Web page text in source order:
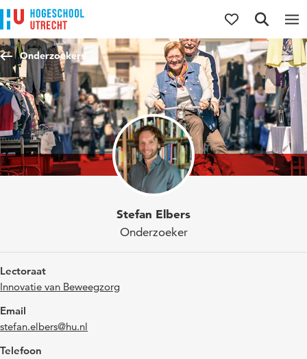
Direct naar de inhoud
Direct naar de hoofdnavigatie
Direct naar de zoekfunctie
Onderzoekers
Stefan Elbers
Onderzoeker
Lectoraat
Innovatie van Beweegzorg
Email
stefan.elbers@hu.nl
Telefoon